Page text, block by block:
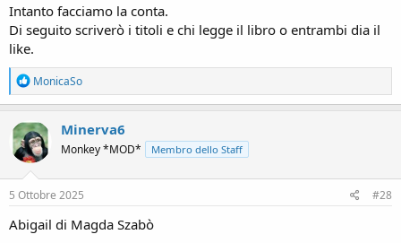
Intanto facciamo la conta.
Di seguito scriverò i titoli e chi legge il libro o entrambi dia il
like.
R
e
a
c
t
i
o
n
s
MonicaSo
Minerva6
Monkey *MOD* Membro dello Staff
5 Ottobre 2025 #28
Abigail di Magda Szabò